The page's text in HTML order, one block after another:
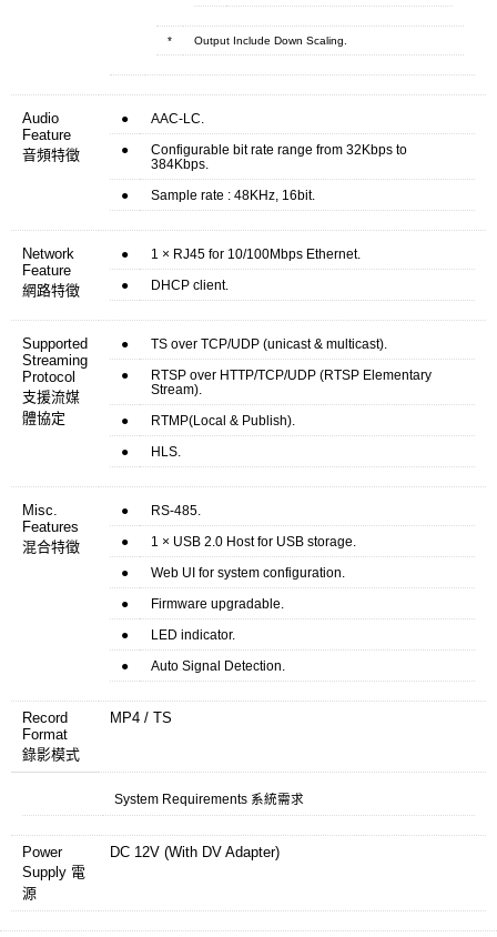
* Output Include Down Scaling.
Audio
Feature
音頻特徵
● AAC-LC.
●
Configurable bit rate range from 32Kbps to
384Kbps.
● Sample rate : 48KHz, 16bit.
Network
Feature
網路特徵
● 1 × RJ45 for 10/100Mbps Ethernet.
● DHCP client.
Supported
Streaming
Protocol
支援流媒
體協定
● TS over TCP/UDP (unicast & multicast).
●
RTSP over HTTP/TCP/UDP (RTSP Elementary
Stream).
● RTMP(Local & Publish).
● HLS.
Misc.
Features
混合特徵
● RS-485.
● 1 × USB 2.0 Host for USB storage.
● Web UI for system configuration.
● Firmware upgradable.
● LED indicator.
● Auto Signal Detection.
Record
Format
錄影模式
MP4 / TS
System Requirements 系統需求
Power
Supply 電
源
DC 12V (With DV Adapter)